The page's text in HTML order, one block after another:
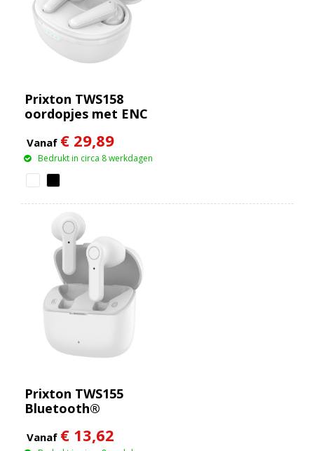
Prixton TWS158
oordopjes met ENC
Vanaf € 29,89
Bedrukt in circa 8 werkdagen
Prixton TWS155
Bluetooth®
Vanaf € 13,62